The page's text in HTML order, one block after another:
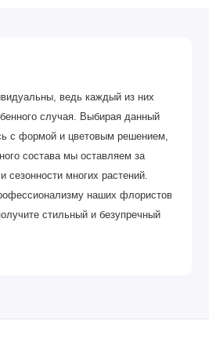
ведь каждый из них
случая. Выбирая данный
с формой и цветовым решением,
состава мы оставляем за
сезонности многих растений.
наших флористов
стильный и безупречный